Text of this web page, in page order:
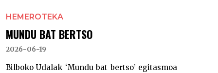
HEMEROTEKA
MUNDU BAT BERTSO
2026-06-19
Bilboko Udalak ‘Mundu bat bertso’ egitasmoa